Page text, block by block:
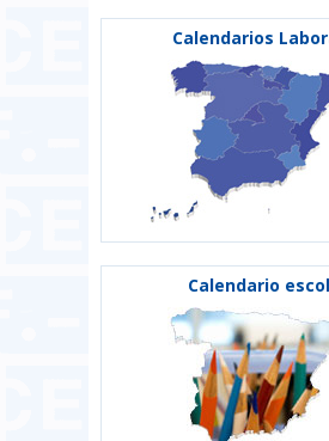
Calendarios
Calendario